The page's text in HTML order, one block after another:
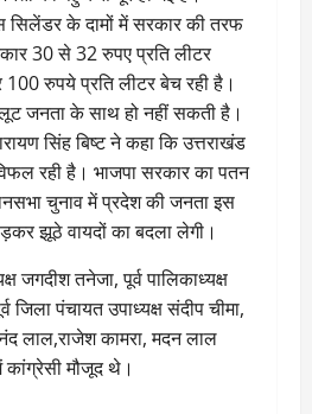
सिलेंडर के दामों में सरकार की तरफ
30 से 32 रुपए प्रति लीटर
रुपये प्रति लीटर बेच रही है।
जनता के साथ हो नहीं सकती है।
सिंह बिष्ट ने कहा कि उत्तराखंड
रही है। भाजपा सरकार का पतन
चुनाव में प्रदेश की जनता इस
झूठे वायदों का बदला लेगी।
जगदीश तनेजा, पूर्व पालिकाध्यक्ष
जिला पंचायत उपाध्यक्ष संदीप चीमा,
नंद लाल,राजेश कामरा, मदन लाल
कांग्रेसी मौजूद थे।